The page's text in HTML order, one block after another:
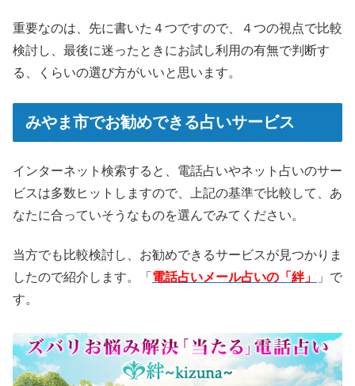
重要なのは、先に書いた４つですので、４つの視点で比較
検討し、最後に迷ったときにお試し利用の有無で判断す
る、くらいの選び方がいいと思います。
みやま市でお勧めできる占いサービス
インターネット検索すると、電話占いやネット占いのサー
ビスは多数ヒットしますので、上記の基準で比較して、あ
なたに合っていそうなものを選んでみてください。
当方でも比較検討し、お勧めできるサービスが見つかりま
したので紹介します。「 電話占いメール占いの「絆」
」で
す。